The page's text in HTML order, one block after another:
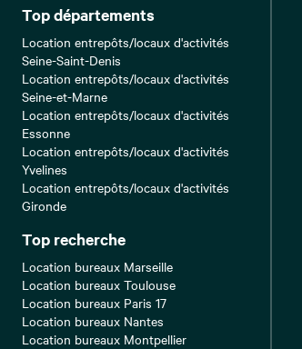
Top départements
Location entrepôts/locaux d'activités
Seine-Saint-Denis
Location entrepôts/locaux d'activités
Seine-et-Marne
Location entrepôts/locaux d'activités
Essonne
Location entrepôts/locaux d'activités
Yvelines
Location entrepôts/locaux d'activités
Gironde
Top recherche
Location bureaux Marseille
Location bureaux Toulouse
Location bureaux Paris 17
Location bureaux Nantes
Location bureaux Montpellier